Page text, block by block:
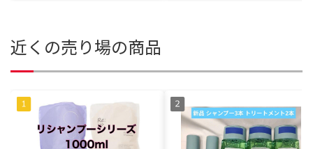
近くの売り場の商品